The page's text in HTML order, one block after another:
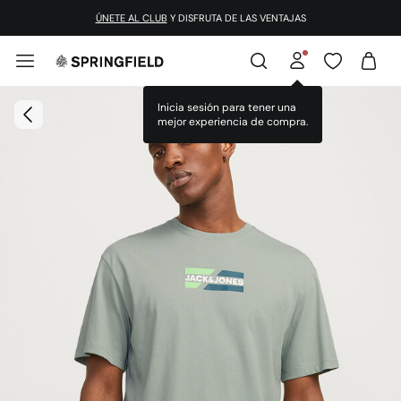
ÚNETE AL CLUB Y DISFRUTA DE LAS VENTAJAS
Inicia sesión para tener una
mejor experiencia de compra.